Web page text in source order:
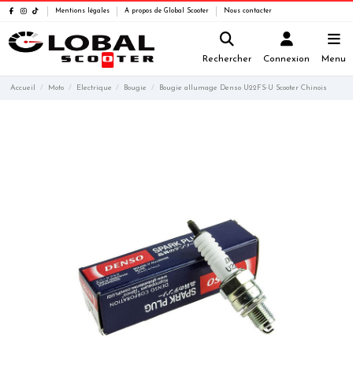
Mentions légales A propos de Global Scooter Nous contacter
Rechercher Connexion Menu
Accueil Moto Electrique Bougie Bougie allumage Denso U22FS-U Scooter Chinois